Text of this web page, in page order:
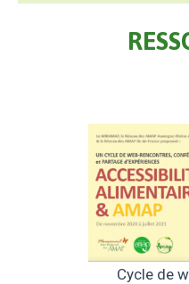
Cycle de